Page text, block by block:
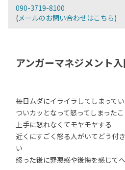
090-3719-8100
(メールのお問い合わせはこちら)
アンガーマネジメント
毎日ムダにイライラしてしまって
ついカッとなって怒ってしまった
上手に怒れなくてモヤモヤする
近くにすごく怒る人がいてどう付
い
怒った後に罪悪感や後悔を感じて